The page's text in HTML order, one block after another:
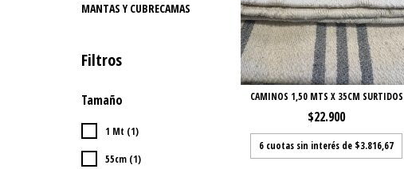
MANTAS Y CUBRECAMAS
Filtros
Tamaño
1 Mt (1)
55cm (1)
CAMINOS 1,50 MTS X 35CM SURTIDOS
$22.900
6 cuotas sin interés de $3.816,67